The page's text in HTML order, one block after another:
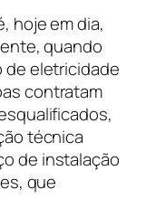
hoje em dia,
quando
de eletricidade
contratam
técnica
de instalação
que